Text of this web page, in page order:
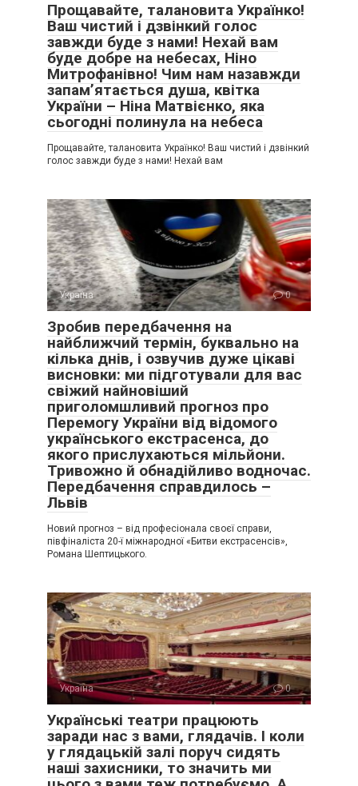
Прощавайте, талановита Українко!
Ваш чистий і дзвінкий голос
завжди буде з нами! Нехай вам
буде добре на небесах, Ніно
Митрофанівно! Чим нам назавжди
запам’ятається душа, квітка
України – Ніна Матвієнко, яка
сьогодні полинула на небеса
Прощавайте, талановита Українко! Ваш чистий і дзвінкий
голос завжди буде з нами! Нехай вам
Україна 0
Зробив передбачення на
найближчий термін, буквально на
кілька днів, і озвучив дуже цікаві
висновки: ми підготували для вас
свіжий найновіший
приголомшливий прогноз про
Перемогу України від відомого
українського екстрасенса, до
якого прислухаються мільйони.
Тривожно й обнадійливо водночас.
Передбачення справдилось –
Львів
Новий прогноз – від професіонала своєї справи,
півфіналіста 20-ї міжнародної «Битви екстрасенсів»,
Романа Шептицького.
Україна 0
Українські театри працюють
заради нас з вами, глядачів. І коли
у глядацькій залі поруч сидять
наші захисники, то значить ми